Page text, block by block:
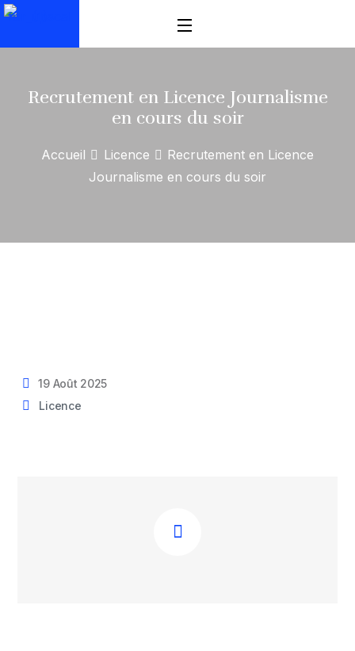
Recrutement en Licence Journalisme
en cours du soir
Accueil Licence
Recrutement en Licence
Journalisme en cours du soir
19 Août 2025
Licence